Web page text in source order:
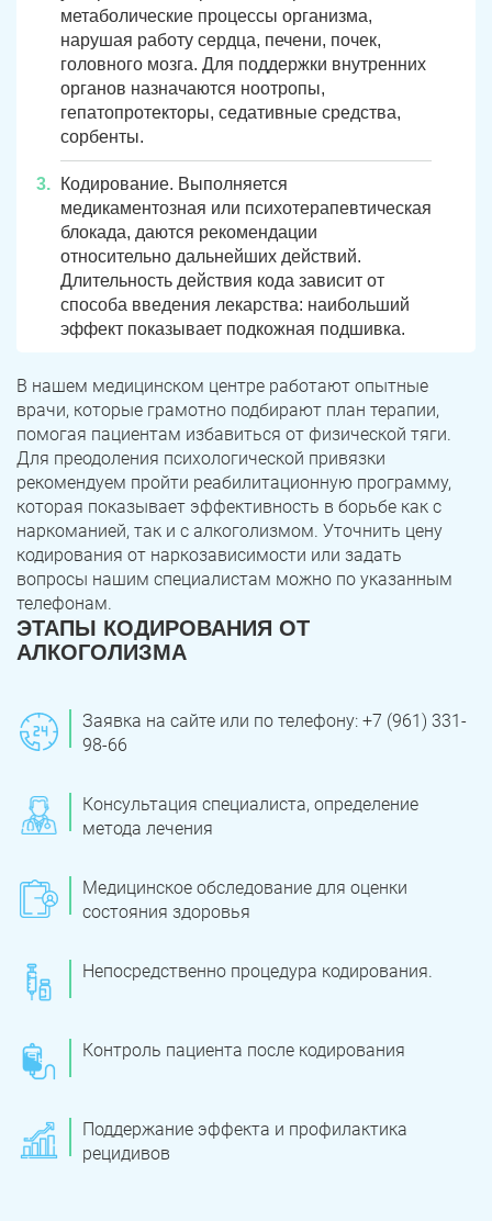
метаболические процессы организма,
нарушая работу сердца, печени, почек,
головного мозга. Для поддержки внутренних
органов назначаются ноотропы,
гепатопротекторы, седативные средства,
сорбенты.
Кодирование. Выполняется
медикаментозная или психотерапевтическая
блокада, даются рекомендации
относительно дальнейших действий.
Длительность действия кода зависит от
способа введения лекарства: наибольший
эффект показывает подкожная подшивка.
В нашем медицинском центре работают опытные
врачи, которые грамотно подбирают план терапии,
помогая пациентам избавиться от физической тяги.
Для преодоления психологической привязки
рекомендуем пройти реабилитационную программу,
которая показывает эффективность в борьбе как с
наркоманией, так и с алкоголизмом. Уточнить цену
кодирования от наркозависимости или задать
вопросы нашим специалистам можно по указанным
телефонам.
ЭТАПЫ КОДИРОВАНИЯ ОТ
АЛКОГОЛИЗМА
Заявка на сайте или по телефону: +7 (961) 331-
98-66
Консультация специалиста, определение
метода лечения
Медицинское обследование для оценки
состояния здоровья
Непосредственно процедура кодирования.
Контроль пациента после кодирования
Поддержание эффекта и профилактика
рецидивов